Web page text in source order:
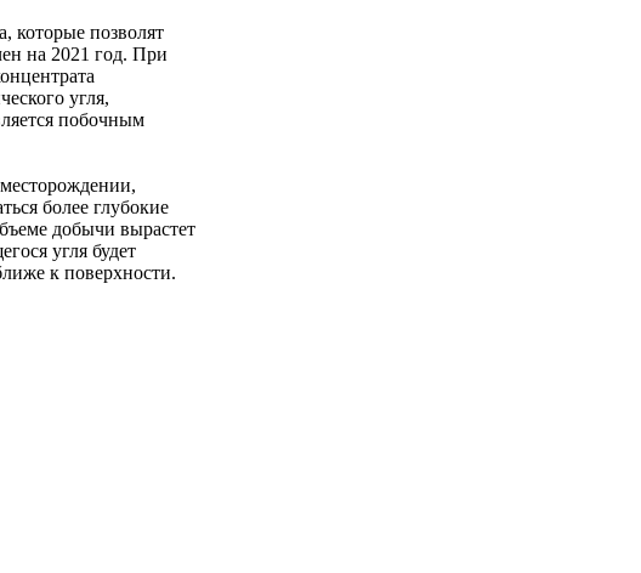
которые позволят
на 2021 год. При
угля,
побочным
более глубокие
добычи вырастет
угля будет
к поверхности.